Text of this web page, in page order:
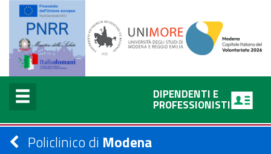
DIPENDENTI E
PROFESSIONISTI
Policlinico di Modena